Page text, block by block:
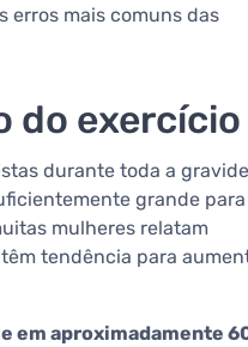
erros mais comuns das
do exercício
durante toda a
grande para
mulheres relatam
tendência para
em aproximadamente